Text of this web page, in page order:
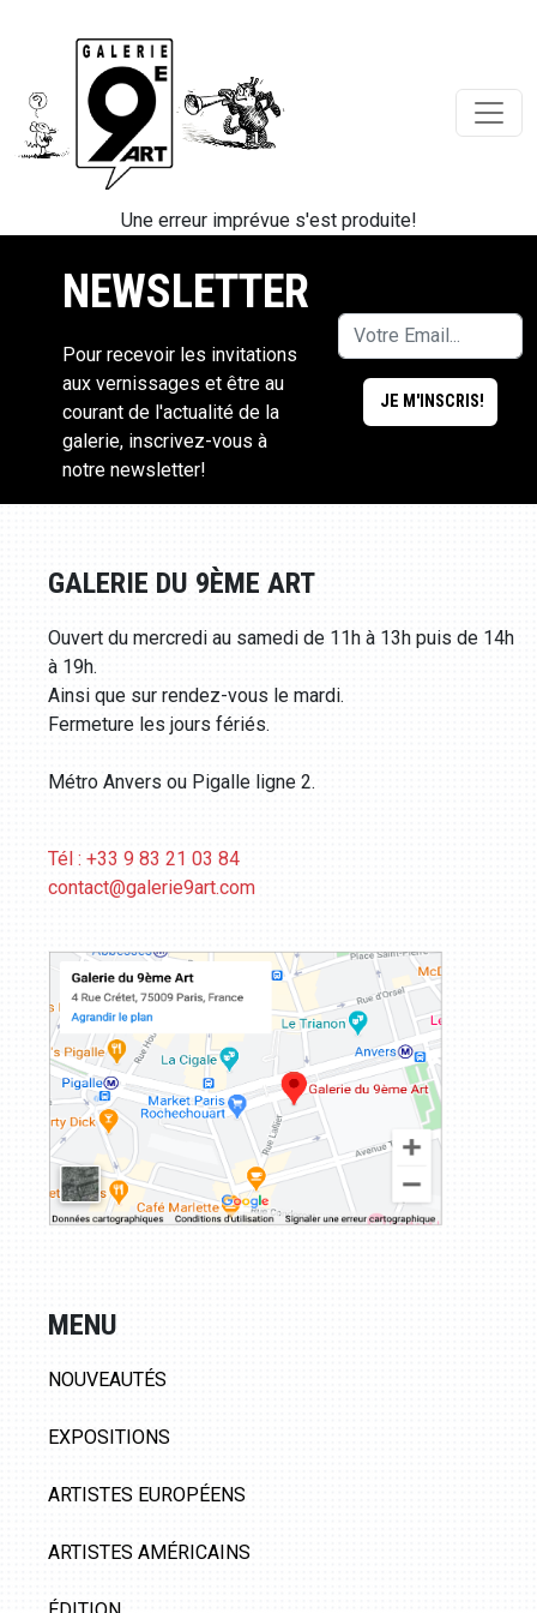
Une erreur imprévue s'est produite!
NEWSLETTER
Pour recevoir les invitations
aux vernissages et être au
courant de l'actualité de la
galerie, inscrivez-vous à
notre newsletter!
GALERIE DU 9ÈME ART
Ouvert du mercredi au samedi de 11h à 13h puis de 14h
à 19h.
Ainsi que sur rendez-vous le mardi.
Fermeture les jours fériés.
Métro Anvers ou Pigalle ligne 2.
Tél : +33 9 83 21 03 84
contact@galerie9art.com
MENU
NOUVEAUTÉS
EXPOSITIONS
ARTISTES EUROPÉENS
ARTISTES AMÉRICAINS